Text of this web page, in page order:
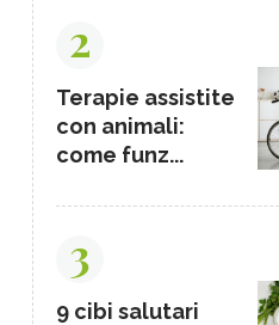
2
Terapie assistite
con animali:
come funz...
3
9 cibi salutari